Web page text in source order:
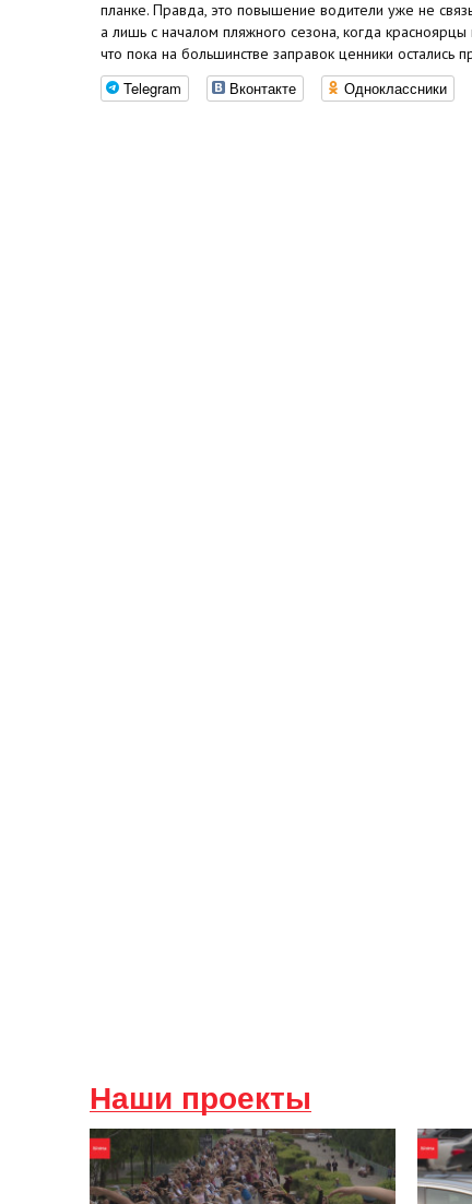
планке. Правда, это повышение водители уже не
а лишь с началом пляжного сезона, когда
что пока на большинстве заправок ценники остались
Telegram Вконтакте Одноклассники
Наши проекты